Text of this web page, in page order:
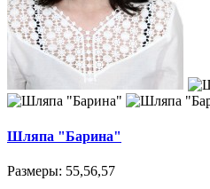
Шляпа "Барина"
Размеры: 55,56,57